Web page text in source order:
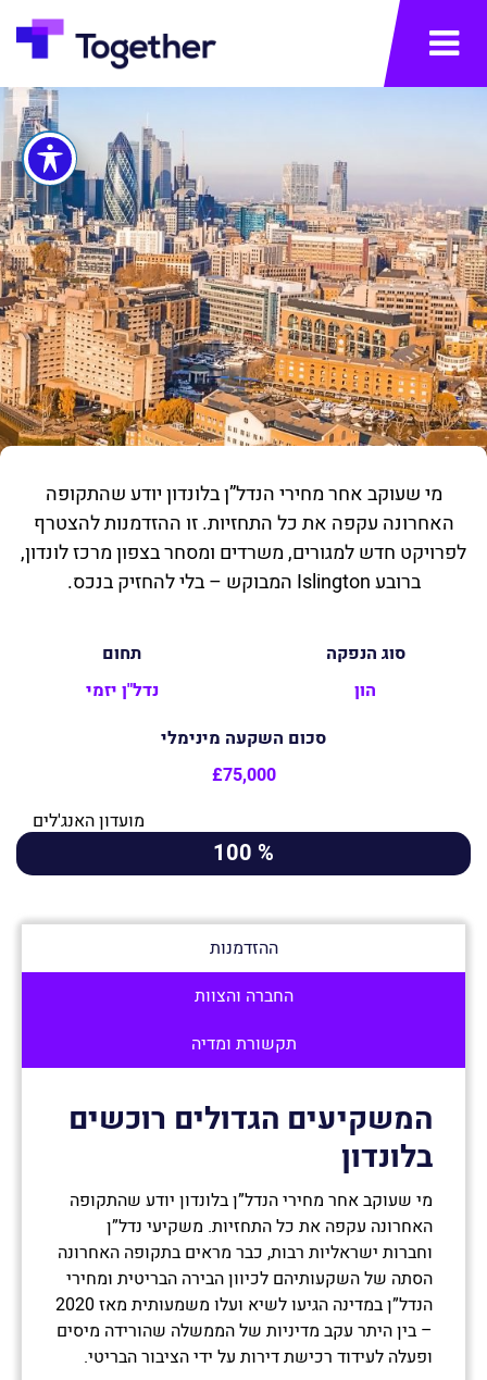
תפריט
מי שעוקב אחר מחירי הנדל”ן בלונדון יודע שהתקופה
האחרונה עקפה את כל התחזיות. זו ההזדמנות להצטרף
לפרויקט חדש למגורים, משרדים ומסחר בצפון מרכז לונדון,
ברובע Islington המבוקש – בלי להחזיק בנכס.
סוג הנפקה
הון
תחום
נדל"ן יזמי
סכום השקעה מינימלי
£75,000
% 100
מועדון האנג'לים
ההזדמנות
החברה והצוות
תקשורת ומדיה
המשקיעים הגדולים רוכשים
בלונדון
מי שעוקב אחר מחירי הנדל”ן בלונדון יודע שהתקופה
האחרונה עקפה את כל התחזיות. משקיעי נדל”ן
וחברות ישראליות רבות, כבר מראים בתקופה האחרונה
הסתה של השקעותיהם לכיוון הבירה הבריטית ומחירי
הנדל”ן במדינה הגיעו לשיא ועלו משמעותית מאז 2020
– בין היתר עקב מדיניות של הממשלה שהורידה מיסים
ופעלה לעידוד רכישת דירות על ידי הציבור הבריטי.
×